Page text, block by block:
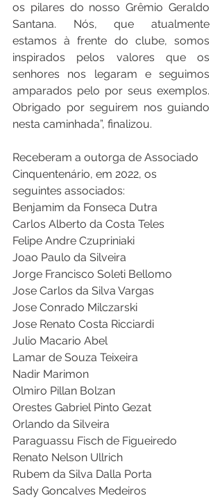
os pilares do nosso Grêmio Geraldo
Santana. Nós, que atualmente
estamos à frente do clube, somos
inspirados pelos valores que os
senhores nos legaram e seguimos
amparados pelo por seus exemplos.
Obrigado por seguirem nos guiando
nesta caminhada”, finalizou.
Receberam a outorga de Associado
Cinquentenário, em 2022, os
seguintes associados:
Benjamim da Fonseca Dutra
Carlos Alberto da Costa Teles
Felipe Andre Czupriniaki
Joao Paulo da Silveira
Jorge Francisco Soleti Bellomo
Jose Carlos da Silva Vargas
Jose Conrado Milczarski
Jose Renato Costa Ricciardi
Julio Macario Abel
Lamar de Souza Teixeira
Nadir Marimon
Olmiro Pillan Bolzan
Orestes Gabriel Pinto Gezat
Orlando da Silveira
Paraguassu Fisch de Figueiredo
Renato Nelson Ullrich
Rubem da Silva Dalla Porta
Sady Goncalves Medeiros